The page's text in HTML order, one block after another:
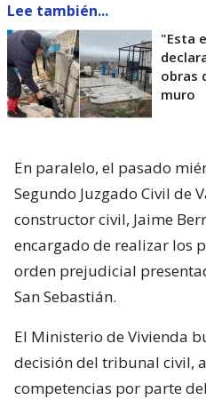
Lee también...
"Esta
obras
muro
En paralelo, el pasado
Segundo Juzgado Civil de
constructor civil, Jaime
encargado de realizar los
orden prejudicial
San Sebastián.
El Ministerio de Vivienda
decisión del tribunal civil,
competencias por parte